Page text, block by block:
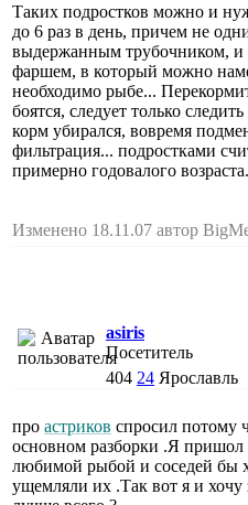
Таких подростков можно и
до 6 раз в день, причем не
выдержанным трубочником, и
фаршем, в который можно
необходимо рыбе...
боятся, следует только
корм убирался, вовремя
фильтрация... подростками
примерно годовалого
Изменено 18.11.07 автор
asiris
Посетитель
404 24 Ярославль
про астриков спросил потому
основном разборки .Я
любимой рыбой и соседей бы
ущемляли их .Так вот я и хочу